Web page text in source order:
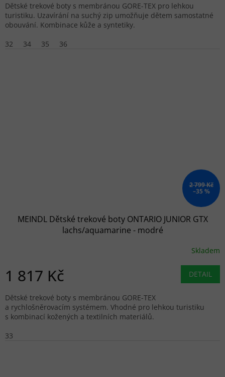
Dětské trekové boty s membránou GORE-TEX pro lehkou
turistiku. Uzavírání na suchý zip umožňuje dětem samostatné
obouvání. Kombinace kůže a syntetiky.
32
34 35 36
2 799 Kč
–35 %
MEINDL Dětské trekové boty ONTARIO JUNIOR GTX
lachs/aquamarine - modré
Skladem
1 817 Kč DETAIL
Dětské trekové boty s membránou GORE-TEX
a rychlošněrovacím systémem. Vhodné pro lehkou turistiku
s kombinací kožených a textilních materiálů.
33